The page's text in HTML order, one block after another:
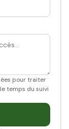
pour traiter
temps du suivi